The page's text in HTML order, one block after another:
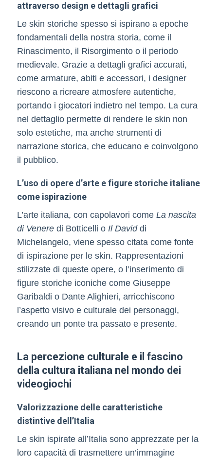
attraverso design e dettagli grafici
Le skin storiche spesso si ispirano a epoche
fondamentali della nostra storia, come il
Rinascimento, il Risorgimento o il periodo
medievale. Grazie a dettagli grafici accurati,
come armature, abiti e accessori, i designer
riescono a ricreare atmosfere autentiche,
portando i giocatori indietro nel tempo. La cura
nel dettaglio permette di rendere le skin non
solo estetiche, ma anche strumenti di
narrazione storica, che educano e coinvolgono
il pubblico.
L’uso di opere d’arte e figure storiche italiane
come ispirazione
L’arte italiana, con capolavori come La nascita
di Venere di Botticelli o Il Daviddi
Michelangelo, viene spesso citata come fonte
di ispirazione per le skin. Rappresentazioni
stilizzate di queste opere, o l’inserimento di
figure storiche iconiche come Giuseppe
Garibaldi o Dante Alighieri, arricchiscono
l’aspetto visivo e culturale dei personaggi,
creando un ponte tra passato e presente.
La percezione culturale e il fascino
della cultura italiana nel mondo dei
videogiochi
Valorizzazione delle caratteristiche
distintive dell’Italia
Le skin ispirate all’Italia sono apprezzate per la
loro capacità di trasmettere un’immagine